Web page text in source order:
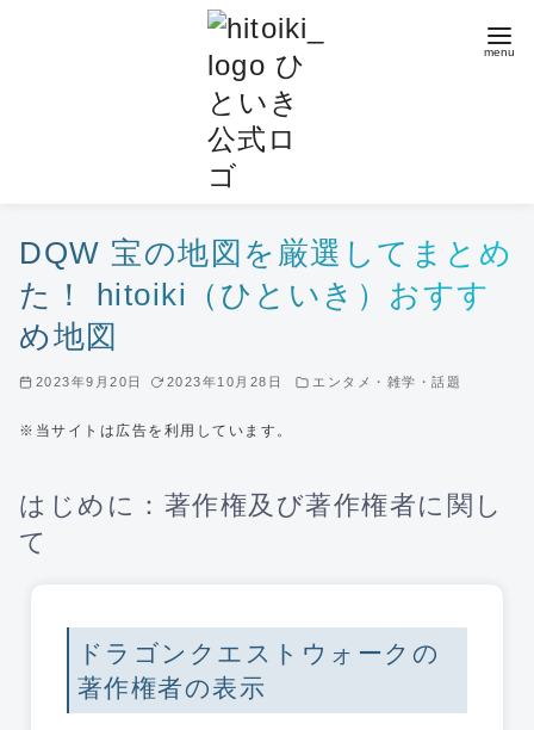
DQW 宝の地図を厳選してまとめ
た！ hitoiki（ひといき）おすす
め地図
2023年9月20日 2023年10月28日 エンタメ・雑学・話題
※当サイトは広告を利用しています。
はじめに：著作権及び著作権者に関し
て
ドラゴンクエストウォークの
著作権者の表示